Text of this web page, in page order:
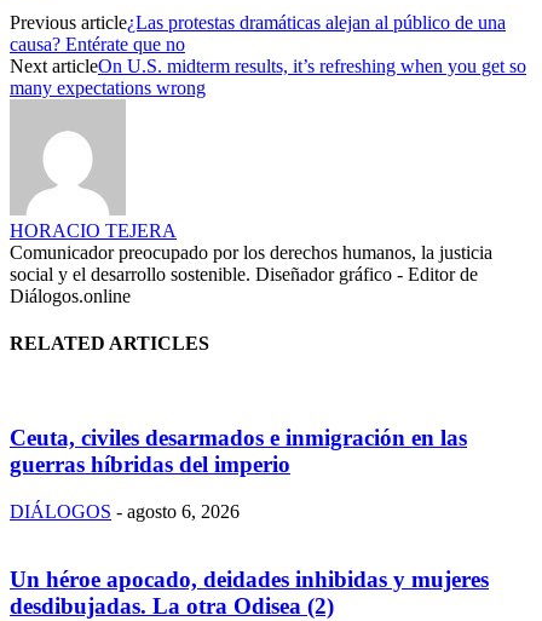
Previous article¿Las protestas dramáticas alejan al público de una
causa? Entérate que no
Next articleOn U.S. midterm results, it’s refreshing when you get so
many expectations wrong
HORACIO TEJERA
Comunicador preocupado por los derechos humanos, la justicia
social y el desarrollo sostenible. Diseñador gráfico - Editor de
Diálogos.online
RELATED ARTICLES
Ceuta, civiles desarmados e inmigración en las
guerras híbridas del imperio
DIÁLOGOS - agosto 6, 2026
Un héroe apocado, deidades inhibidas y mujeres
desdibujadas. La otra Odisea (2)